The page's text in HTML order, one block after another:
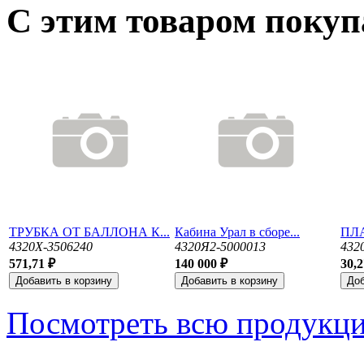
С этим товаром
ТРУБКА ОТ БАЛЛОНА К...
4320Х-3506240
571,71 ₽
Кабина Урал в сборе...
4320Я2-5000013
140 000 ₽
Посмотреть всю